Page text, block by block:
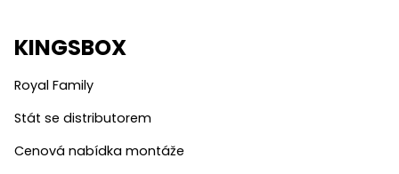
KINGSBOX
Royal Family
Stát se distributorem
Cenová nabídka montáže